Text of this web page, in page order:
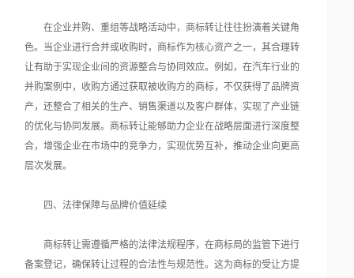
在企业并购、重组等战略活动中，商标转让往往扮演着关键角
色。当企业进行合并或收购时，商标作为核心资产之一，其合理转
让有助于实现企业间的资源整合与协同效应。例如，在汽车行业的
并购案例中，收购方通过获取被收购方的商标，不仅获得了品牌资
产，还整合了相关的生产、销售渠道以及客户群体，实现了产业链
的优化与协同发展。商标转让能够助力企业在战略层面进行深度整
合，增强企业在市场中的竞争力，实现优势互补，推动企业向更高
层次发展。
四、法律保障与品牌价值延续
商标转让需遵循严格的法律法规程序，在商标局的监管下进行
备案登记，确保转让过程的合法性与规范性。这为商标的受让方提